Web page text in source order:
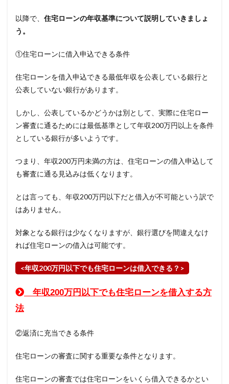
以降で、 住宅ローンの年収基準について説明していきましょ
う。
①住宅ローンに借入申込できる条件
住宅ローンを借入申込できる最低年収を公表している銀行と
公表していない銀行があります。
しかし、公表しているかどうかは別として、実際に住宅ロー
ン審査に通るためには最低基準として年収200万円以上を条件
としている銀行が多いようです。
つまり、年収200万円未満の方は、住宅ローンの借入申込して
も審査に通る見込みは低くなります。
とは言っても、年収200万円以下だと借入が不可能という訳で
はありません。
対象となる銀行は少なくなりますが、銀行選びを間違えなけ
れば住宅ローンの借入は可能です。
<年収200万円以下でも住宅ローンは借入できる？>
年収200万円以下でも住宅ローンを借入する方
法
②返済に充当できる条件
住宅ローンの審査に関する重要な条件となります。
住宅ローンの審査では住宅ローンをいくら借入できるかとい